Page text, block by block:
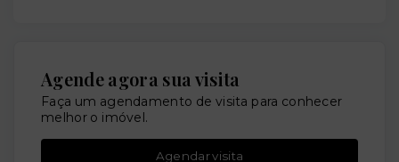
Agende agora sua visita
Faça um agendamento de visita para conhecer
melhor o imóvel.
Agendar visita